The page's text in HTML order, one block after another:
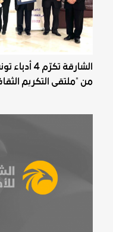
الشارقة
من "ملتقى التكريم